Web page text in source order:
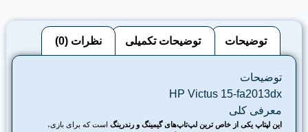
توضیحات توضیحات تکمیلی نظرات (0)
توضیحات
HP Victus 15-fa2013dx
معرفی کلی
این لپتاپ یکی از خاص ترین لپ‌تاپ‌های گیمینگ و رندرینگاست که برای بازی،